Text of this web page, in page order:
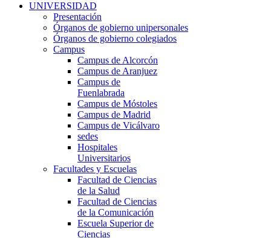
UNIVERSIDAD
Presentación
Órganos de gobierno unipersonales
Órganos de gobierno colegiados
Campus
Campus de Alcorcón
Campus de Aranjuez
Campus de
Fuenlabrada
Campus de Móstoles
Campus de Madrid
Campus de Vicálvaro
sedes
Hospitales
Universitarios
Facultades y Escuelas
Facultad de Ciencias
de la Salud
Facultad de Ciencias
de la Comunicación
Escuela Superior de
Ciencias